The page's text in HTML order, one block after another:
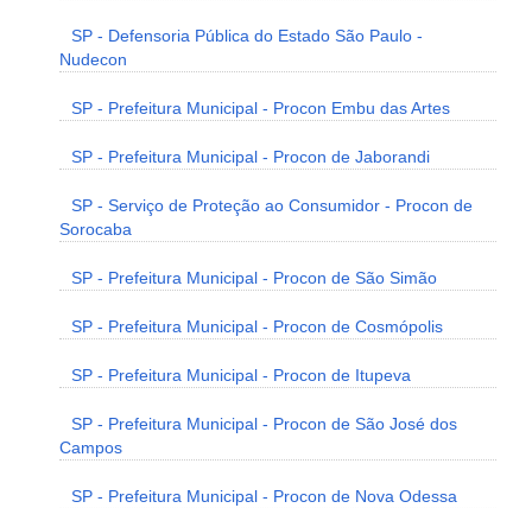
SP - Defensoria Pública do Estado São Paulo -
Nudecon
SP - Prefeitura Municipal - Procon Embu das Artes
SP - Prefeitura Municipal - Procon de Jaborandi
SP - Serviço de Proteção ao Consumidor - Procon de
Sorocaba
SP - Prefeitura Municipal - Procon de São Simão
SP - Prefeitura Municipal - Procon de Cosmópolis
SP - Prefeitura Municipal - Procon de Itupeva
SP - Prefeitura Municipal - Procon de São José dos
Campos
SP - Prefeitura Municipal - Procon de Nova Odessa